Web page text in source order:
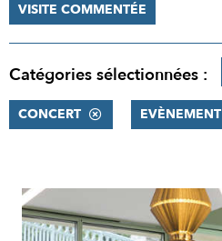
VISITE COMMENTÉE
Catégories sélectionnées :
CONCERT EVÈNEMENT
RÉSULTATS